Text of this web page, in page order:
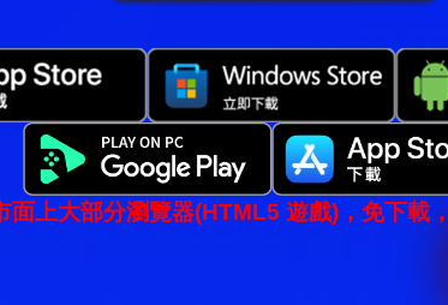
面上大部分瀏覽器(HTML5 遊戲)，免下